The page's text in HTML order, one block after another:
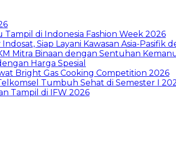
di Indonesia Fashion Week 2026
Siap Layani Kawasan Asia-
Mitra Binaan dengan Sentuhan
Harga Spesial
Bright Gas Cooking Competition 2026
Tumbuh Sehat di Semester I
Tampil di IFW 2026